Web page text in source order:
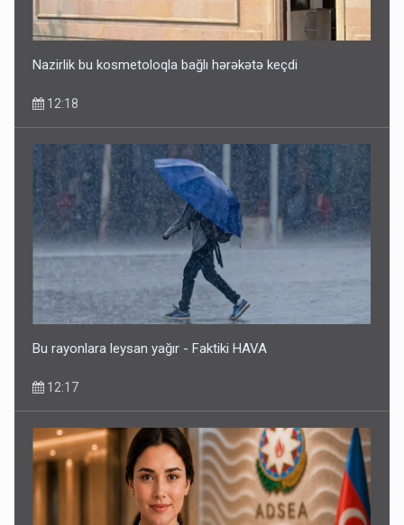
Nazirlik bu kosmetoloqla bağlı hərəkətə keçdi
12:18
Bu rayonlara leysan yağır - Faktiki HAVA
12:17